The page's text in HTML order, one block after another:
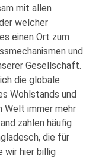
mit allen
welcher
einen Ort zum
und
Gesellschaft.
die globale
Wohlstands und
Welt immer mehr
zahlen häufig
die für
wir hier billig